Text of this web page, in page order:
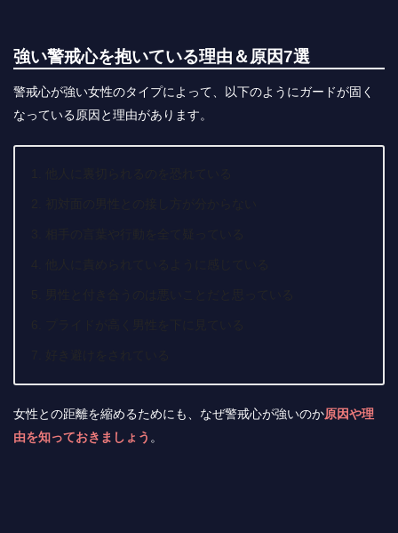
強い警戒心を抱いている理由＆原因7選
警戒心が強い女性のタイプによって、以下のようにガードが固く
なっている原因と理由があります。
女性との距離を縮めるためにも、なぜ警戒心が強いのか原因や理
由を知っておきましょう 。